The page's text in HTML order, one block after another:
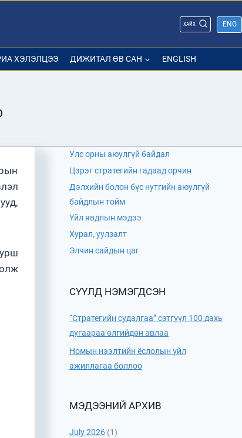
ХАЙХ ENG
ХЭЛЭЛЦЭЭ ДИЖИТАЛ ӨВ САН ENGLISH
Улс орны аюулгүй байдал
Цэрэг стратегийн гадаад орчин
Дэлхийн болон бүс нутгийн аюулгүй
байдлын тойм
Үйл явдлын мэдээ
Хурал, уулзалт
Элчин сайдын цаг
СҮҮЛД НЭМЭГДСЭН
“Стратегийн судалгаа” сэтгүүл 100 дахь
дугаараа өлгийдөн авлаа
Номын нээлтийн ёслолын үйл
ажиллагаа боллоо
МЭДЭЭНИЙ АРХИВ
July 2026 (1)